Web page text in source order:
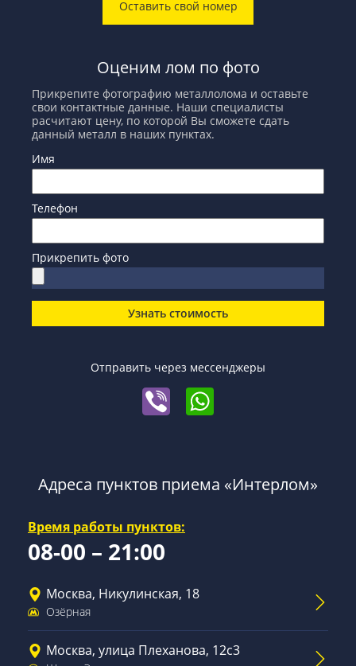
Оставить свой номер
Оценим лом по фото
Прикрепите фотографию металлолома и оставьте
свои контактные данные. Наши специалисты
расчитают цену, по которой Вы сможете сдать
данный металл в наших пунктах.
Имя
Телефон
Прикрепить фото
Узнать стоимость
Отправить через мессенджеры
Адреса пунктов приема «Интерлом»
Время работы пунктов:
08-00 – 21:00
Москва, Никулинская, 18
Озёрная
Москва, улица Плеханова, 12с3